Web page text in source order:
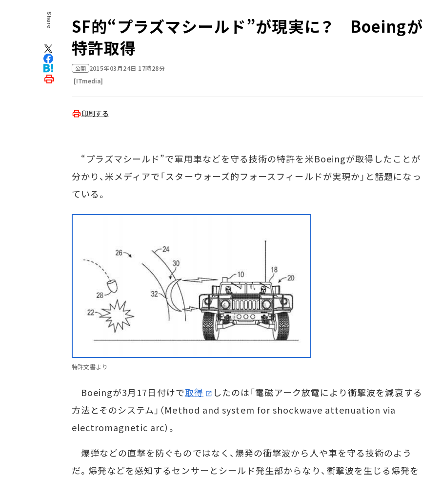
Share
SF的“プラズマシールド”が現実に？ Boeingが
特許取得
公開 2015年03月24日 17時28分
[ITmedia]
印刷する
“プラズマシールド”で軍用車などを守る技術の特許を米Boeingが取得したことが
分かり、米メディアで「スターウォーズ的フォースフィールドが実現か」と話題になっ
ている。
特許文書より
Boeingが3月17日付けで取得
したのは「電磁アーク放電により衝撃波を減衰する
方法とそのシステム」（Method and system for shockwave attenuation via
electromagnetic arc）。
爆弾などの直撃を防ぐものではなく、爆発の衝撃波から人や車を守る技術のよう
だ。爆発などを感知するセンサーとシールド発生部からなり、衝撃波を生じる爆発を